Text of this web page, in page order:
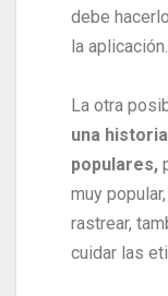
debe
la aplicación.
La otra
una
populares,
muy
rastrear,
cuidar las